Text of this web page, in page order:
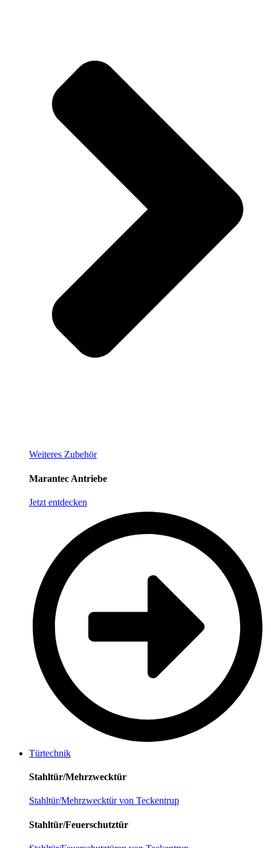
Weiteres Zubehör
Marantec Antriebe
Jetzt entdecken
Türtechnik
Stahltür/Mehrzwecktür
Stahltür/Mehrzwecktür von Teckentrup
Stahltür/Feuerschutztür